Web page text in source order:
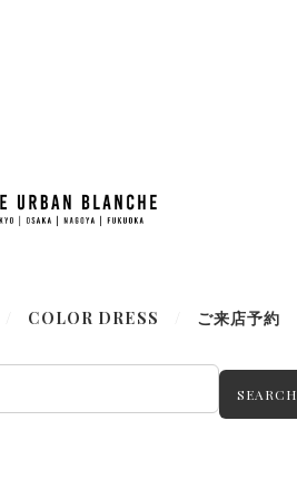
COLOR DRESS ご来店予約
SEARCH